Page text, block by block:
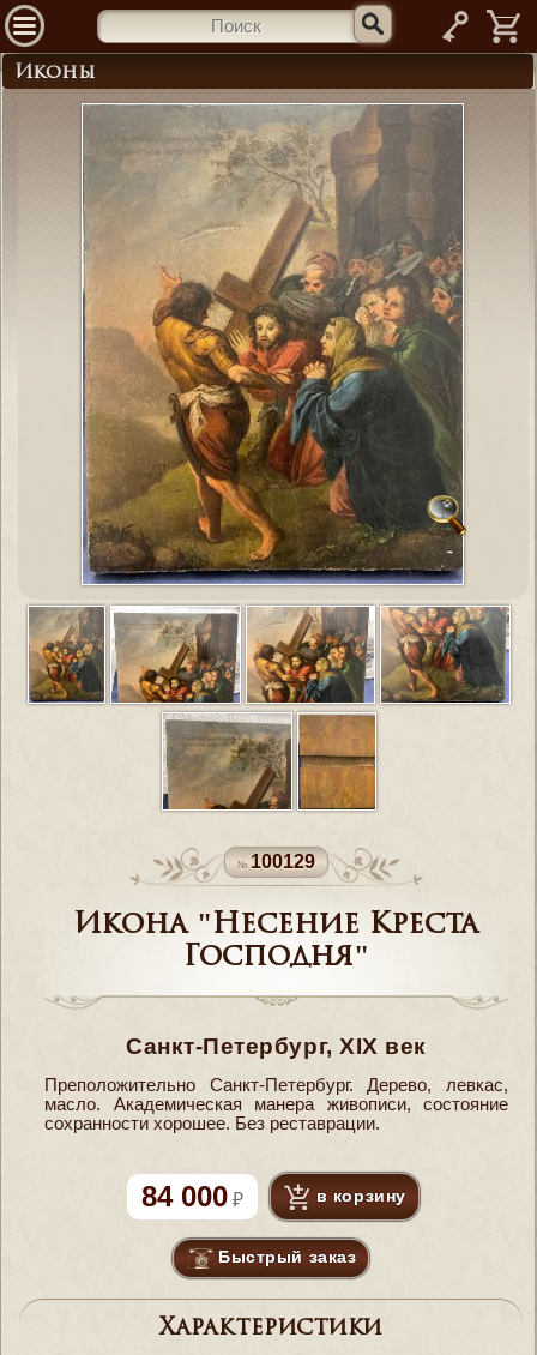
—
Иконы
100129
Икона "Несение Креста
Господня"
Санкт-Петербург, XIX век
Преположительно Санкт-Петербург. Дерево, левкас,
масло. Академическая манера живописи, состояние
сохранности хорошее. Без реставрации.
84 000 в корзину
Быстрый заказ
Характеристики